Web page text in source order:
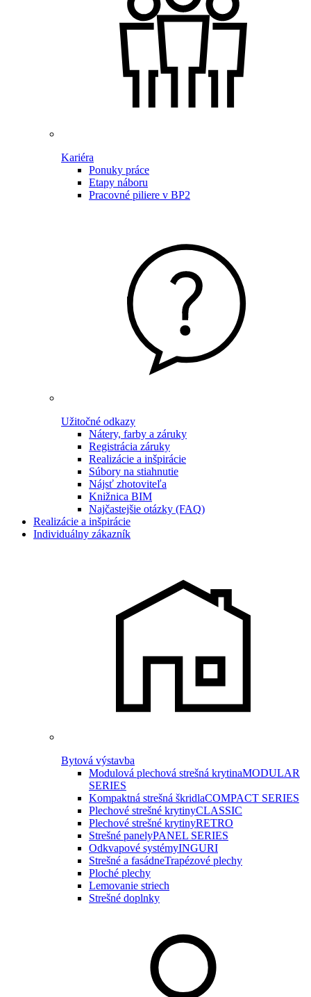
Kariéra
Ponuky práce
Etapy náboru
Pracovné piliere v BP2
Užitočné odkazy
Nátery, farby a záruky
Registrácia záruky
Realizácie a inšpirácie
Súbory na stiahnutie
Nájsť zhotoviteľa
Knižnica BIM
Najčastejšie otázky (FAQ)
Realizácie a inšpirácie
Individuálny zákazník
Bytová výstavba
Modulová plechová strešná krytinaMODULAR
SERIES
Kompaktná strešná škridlaCOMPACT SERIES
Plechové strešné krytinyCLASSIC
Plechové strešné krytinyRETRO
Strešné panelyPANEL SERIES
Odkvapové systémyINGURI
Strešné a fasádneTrapézové plechy
Ploché plechy
Lemovanie striech
Strešné doplnky